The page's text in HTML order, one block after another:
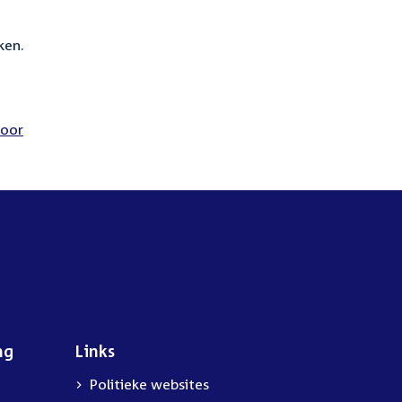
Links
Politieke websites